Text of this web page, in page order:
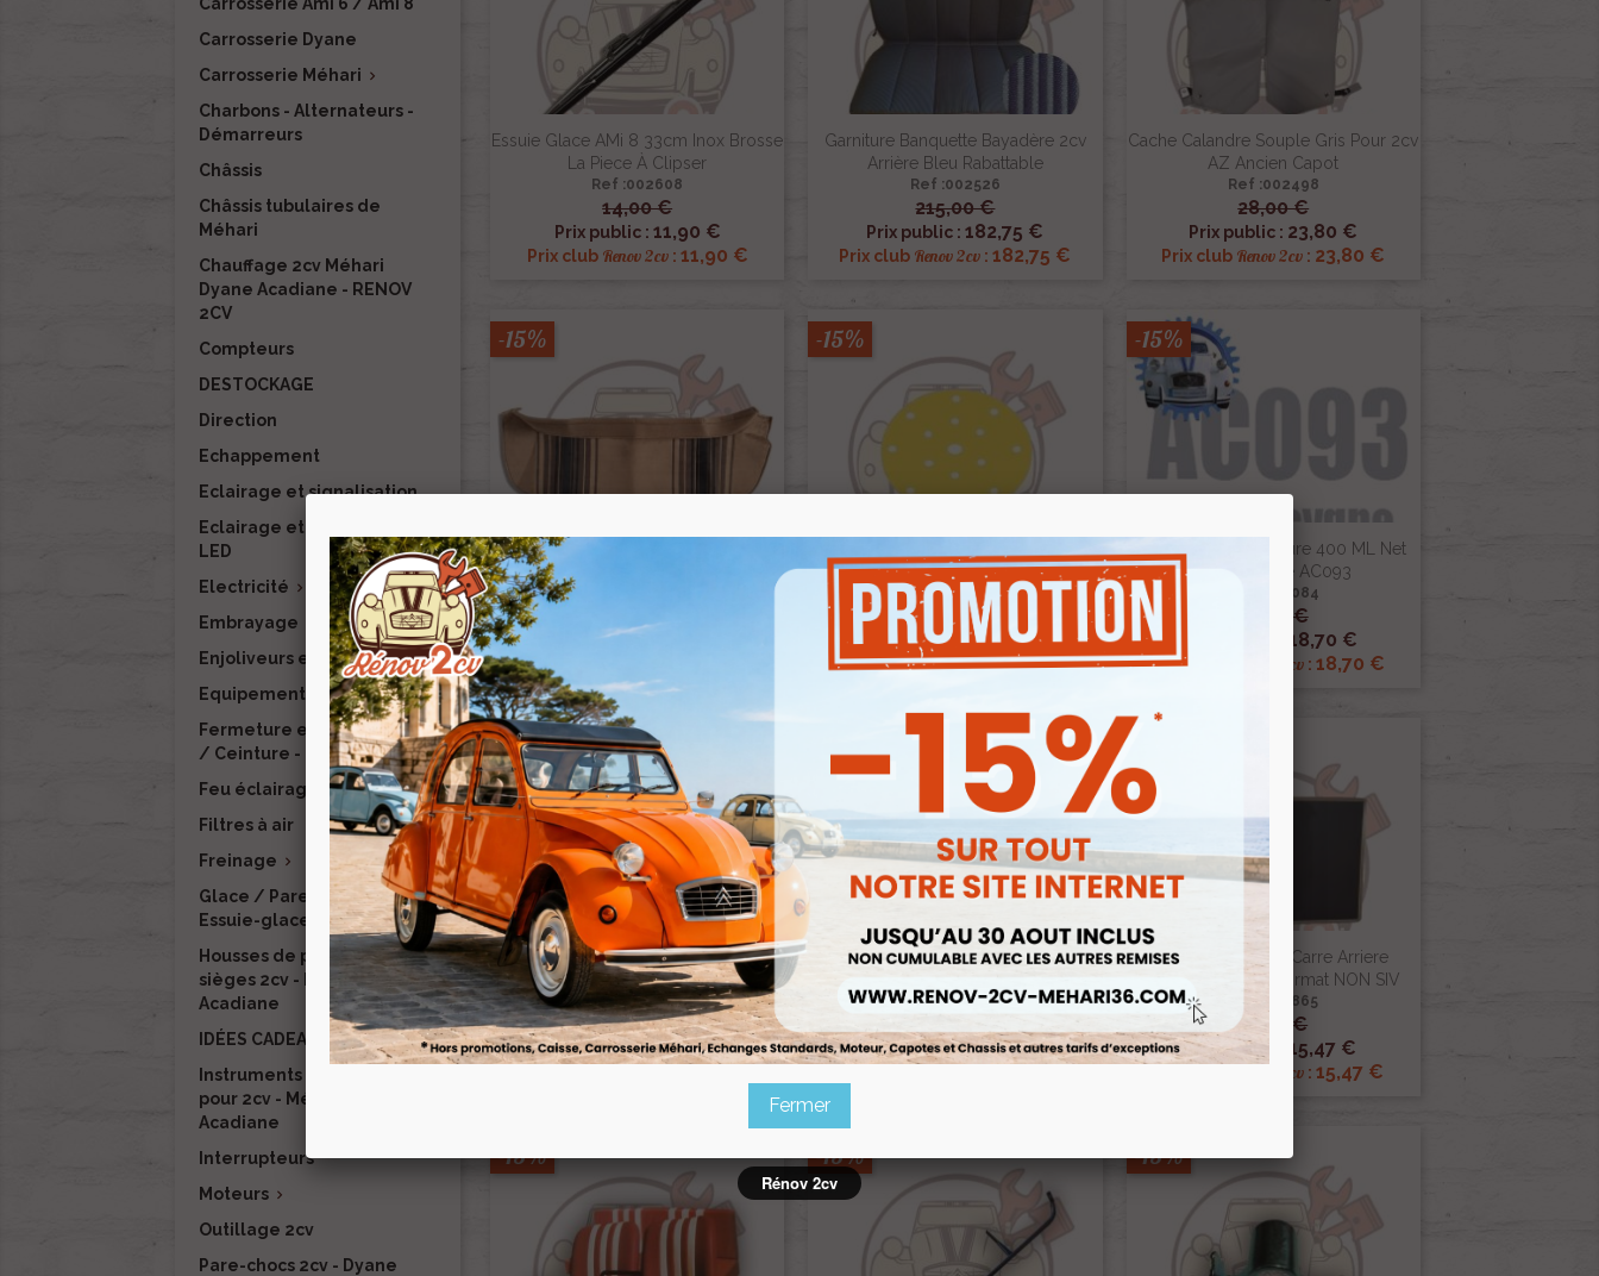
Carrosserie Dyane
Carrosserie Méhari 
Charbons - Alternateurs -
Démarreurs
Châssis
Châssis tubulaires de
Méhari
Chauffage 2cv Méhari
Dyane Acadiane - RENOV
2CV
Compteurs
DESTOCKAGE
Direction
Echappement
Eclairage et signalisation
Eclairage et signalisation
LED
Electricité 
Embrayage
Enjoliveurs et finitions
Equipement intérieur
Fermeture et verrouillage
/ Ceinture - RENOV 2CV
Feu éclairage LED
Filtres à air
Freinage 
Glace / Pare-brise /
Essuie-glace / Lave-glace
Housses de protection de
sièges 2cv - Dyane -
Acadiane
IDÉES CADEAUX
Instruments de mesure
pour 2cv - Méhari - Dyane -
Acadiane
Interrupteurs
Moteurs 
Outillage 2cv
Pare-chocs 2cv - Dyane
Essuie Glace AMi 8 33cm Inox Brosse
La Piece À Clipser
Ref :002608
14,00 €
Prix public : 11,90 €
Prix club Renov 2cv: 11,90 €
 Aperçu rapide
Garniture Banquette Bayadère 2cv
Arrière Bleu Rabattable
Ref :002526
215,00 €
Prix public :182,75 €
Prix club Renov 2cv :182,75 €
 Aperçu rapide
Cache Calandre Souple Gris Pour 2cv
AZ Ancien Capot
Ref :002498
28,00 €
Prix public : 23,80 €
Prix club Renov 2cv : 23,80 €
 Aperçu rapide
Plage Arrière De 2cv En Tissus Marron
Prix public :
Prix club
-15%
Aperçu rapide
Mm GR400
Ref :002316
0,55 €
Prix public :0,47 €
Prix clubRenov 2cv:0,47 €
-15%
Aperçu rapide
Atomiseur De Peinture 400 ML Net
Blanc Cygne AC093
Ref :002084
22,00 €
18,70 €
Prix club Renov 2cv: 18,70 €
-15%
Aperçu rapide
Crochet Lateral De Capote Fermeture
Interieure
Ref :001973
3,00 €
Prix public :2,55 €
2,55 €
-15%
Aperçu rapide
Housse Protection Noire Pour 2
Banquettes 2cv À Losange
Ref :001941
Prix public :80,75 €
80,75 €
-15%
Aperçu rapide
Plaque Alu Noire Carre Arriere
275x200 Ancien Format NON SIV
Ref :001865
18,20 €
Prix public : 15,47 €
Renov 2cv :15,47 €
Aperçu rapide
-15% -15% -15%
Fermer
Rénov 2cv